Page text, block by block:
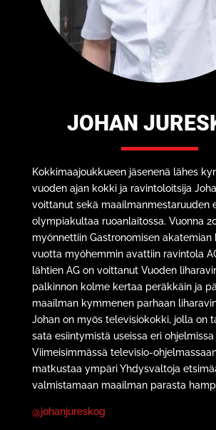
JOHAN
Kokkimaajoukkueen jäsenenä lähes
vuoden ajan kokki ja ravintoloitsija
voittanut sekä maailmanmestaruuden
olympiakultaa ruoanlaitossa. Vuonna
myönnettiin Gastronomisen akatemian
vuotta myöhemmin avattiin ravintola
lähtien AG on voittanut Vuoden
palkinnon kolme kertaa peräkkäin ja
maailman kymmenen parhaan
Johan on myös televisiokokki, jolla on
sata esiintymistä useissa eri
Viimeisimmässä televisio-
matkustaa ympäri Yhdysvaltoja
valmistamaan maailman parasta
@johanjureskog